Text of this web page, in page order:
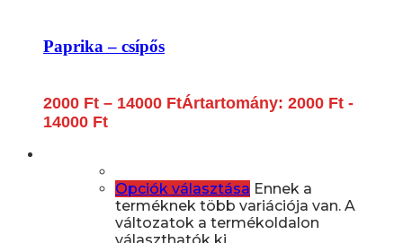
Paprika – csípős
2000 Ft – 14000 FtÁrtartomány: 2000 Ft -
14000 Ft
Opciók választása Ennek a
terméknek több variációja van. A
változatok a termékoldalon